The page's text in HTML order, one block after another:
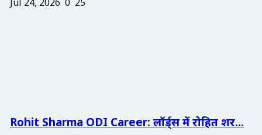
Jul 24, 2026 0 25
Rohit Sharma ODI Career: लॉर्ड्स में रोहित शर...